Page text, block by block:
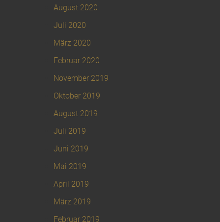
August 2020
Juli 2020
März 2020
Februar 2020
November 2019
Oktober 2019
August 2019
Juli 2019
Juni 2019
Mai 2019
April 2019
März 2019
Februar 2019